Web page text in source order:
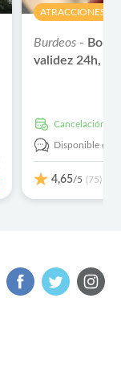
ATRACCIONES Y
Burdeos -
validez 24h,
cancelación
Disponible en:
4,65/5 (75)